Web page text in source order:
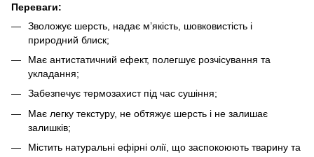
Переваги:
Зволожує шерсть, надає м’якість, шовковистість і
природний блиск;
Має антистатичний ефект, полегшує розчісування та
укладання;
Забезпечує термозахист під час сушіння;
Має легку текстуру, не обтяжує шерсть і не залишає
залишків;
Містить натуральні ефірні олії, що заспокоюють тварину та